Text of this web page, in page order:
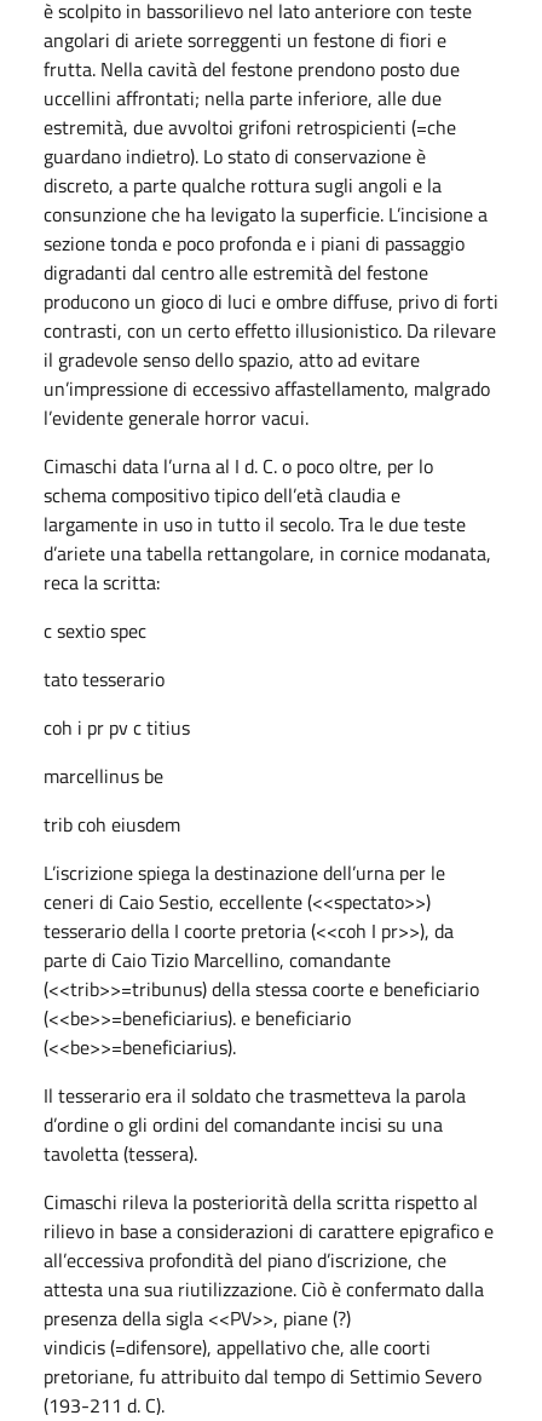
è scolpito in bassorilievo nel lato anteriore con teste
angolari di ariete sorreggenti un festone di fiori e
frutta. Nella cavità del festone prendono posto due
uccellini affrontati; nella parte inferiore, alle due
estremità, due avvoltoi grifoni retrospicienti (=che
guardano indietro). Lo stato di conservazione è
discreto, a parte qualche rottura sugli angoli e la
consunzione che ha levigato la superficie. L’incisione a
sezione tonda e poco profonda e i piani di passaggio
digradanti dal centro alle estremità del festone
producono un gioco di luci e ombre diffuse, privo di forti
contrasti, con un certo effetto illusionistico. Da rilevare
il gradevole senso dello spazio, atto ad evitare
un’impressione di eccessivo affastellamento, malgrado
l’evidente generale horror vacui.
Cimaschi data l’urna al I d. C. o poco oltre, per lo
schema compositivo tipico dell’età claudia e
largamente in uso in tutto il secolo. Tra le due teste
d’ariete una tabella rettangolare, in cornice modanata,
reca la scritta:
c sextio spec
tato tesserario
coh i pr pv c titius
marcellinus be
trib coh eiusdem
L’iscrizione spiega la destinazione dell’urna per le
ceneri di Caio Sestio, eccellente (<<spectato>>)
tesserario della I coorte pretoria (<<coh I pr>>), da
parte di Caio Tizio Marcellino, comandante
(<<trib>>=tribunus) della stessa coorte e beneficiario
(<<be>>=beneficiarius). e beneficiario
(<<be>>=beneficiarius).
Il tesserario era il soldato che trasmetteva la parola
d’ordine o gli ordini del comandante incisi su una
tavoletta (tessera).
Cimaschi rileva la posteriorità della scritta rispetto al
rilievo in base a considerazioni di carattere epigrafico e
all’eccessiva profondità del piano d’iscrizione, che
attesta una sua riutilizzazione. Ciò è confermato dalla
presenza della sigla <<PV>>, piane (?)
vindicis (=difensore), appellativo che, alle coorti
pretoriane, fu attribuito dal tempo di Settimio Severo
(193-211 d. C).